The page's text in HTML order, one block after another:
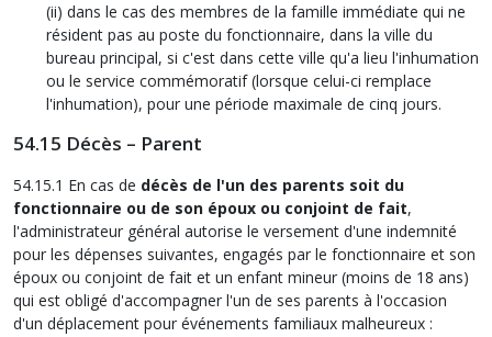
(ii) dans le cas des membres de la famille immédiate qui ne
résident pas au poste du fonctionnaire, dans la ville du
bureau principal, si c'est dans cette ville qu'a lieu l'inhumation
ou le service commémoratif (lorsque celui-ci remplace
l'inhumation), pour une période maximale de cinq jours.
54.15 Décès – Parent
54.15.1 En cas de décès de l'un des parents soit du
fonctionnaire ou de son époux ou conjoint de fait,
l'administrateur général autorise le versement d'une indemnité
pour les dépenses suivantes, engagés par le fonctionnaire et son
époux ou conjoint de fait et un enfant mineur (moins de 18 ans)
qui est obligé d'accompagner l'un de ses parents à l'occasion
d'un déplacement pour événements familiaux malheureux :